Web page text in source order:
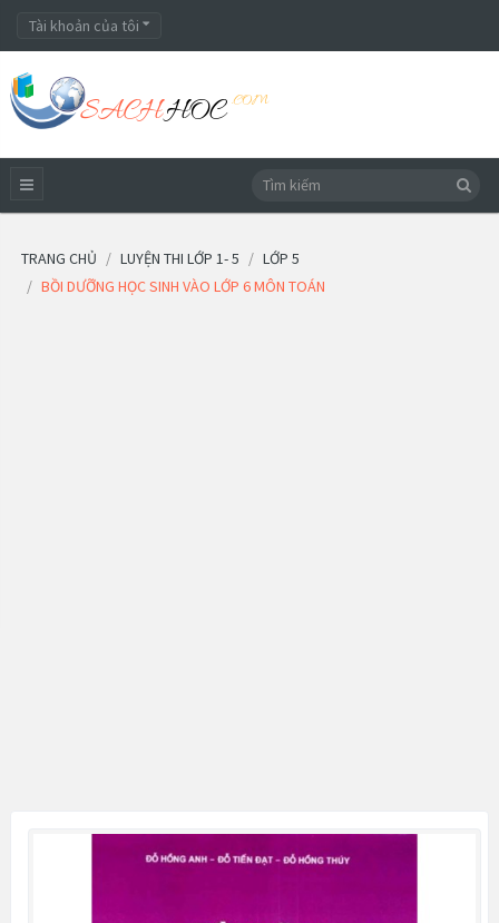
Tài khoản của tôi
TRANG CHỦ LUYỆN THI LỚP 1- 5
LỚP 5
BỒI DƯỠNG HỌC SINH VÀO LỚP 6 MÔN TOÁN